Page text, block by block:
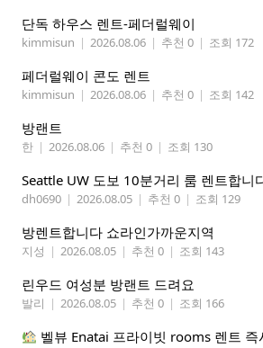
단독 하우스 렌트-페더럴웨이
kimmisun | 2026.08.06 | 추천 0 | 조회 172
페더럴웨이 콘도 렌트
kimmisun | 2026.08.06 | 추천 0 | 조회 142
방랜트
한 | 2026.08.06 | 추천 0 | 조회 130
Seattle UW 도보 10분거리 룸 렌트합니
dh0690 | 2026.08.05 | 추천 0 | 조회 129
방렌트합니다 쇼라인가까운지역
지성 | 2026.08.05 | 추천 0 | 조회 143
린우드 여성분 방랜트 드려요
발리 | 2026.08.05 | 추천 0 | 조회 166
벨뷰 Enatai 프라이빗 rooms 렌트 즉시 입주